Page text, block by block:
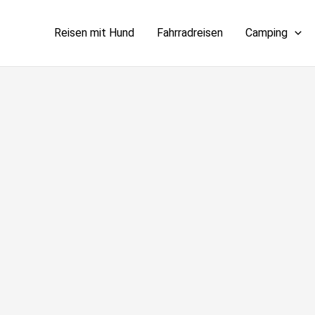
Reisen mit Hund Fahrradreisen Camping